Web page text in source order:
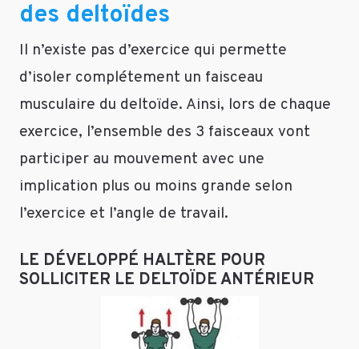
des deltoïdes
Il n’existe pas d’exercice qui permette
d’isoler complétement un faisceau
musculaire du deltoïde. Ainsi, lors de chaque
exercice, l’ensemble des 3 faisceaux vont
participer au mouvement avec une
implication plus ou moins grande selon
l’exercice et l’angle de travail.
LE DÉVELOPPÉ HALTÈRE POUR
SOLLICITER LE DELTOÏDE ANTÉRIEUR